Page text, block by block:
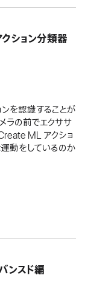
ション分類器
ンを認識することが
ラの前でエクササ
ML アクショ
動をしているのか
ンスド編